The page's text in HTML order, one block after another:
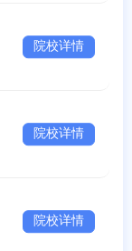
院校详情
院校详情
院校详情